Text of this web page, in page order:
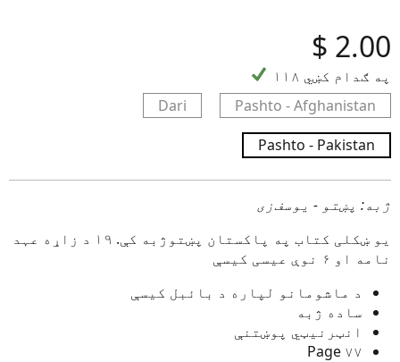
‎$ 2.00
۱۱۸ په ګدام کښي
Dari
Pashto - Afghanistan
Pashto - Pakistan
ژبه: پښتو - یوسف‌زی
یو ښکلی کتاب په پاکستان پښتوژبه کې. ۱۹ د زاړه عہد
نامه او ۶ نوې عیسی کیسې
د ماشومانو لپاره د بائبل کیسې
ساده ژبه
انټرنیټي پوښتنې
۷۷ Page